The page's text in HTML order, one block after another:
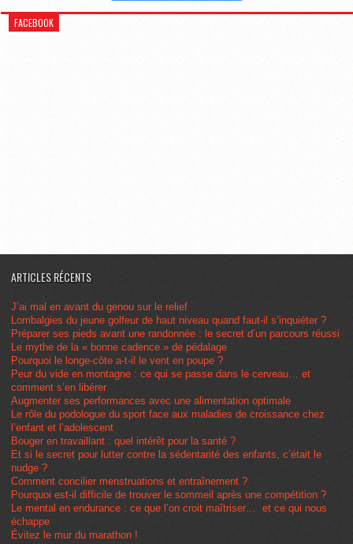
FACEBOOK
ARTICLES RÉCENTS
J’ai mal en avant du genou sur le relief
Lombalgies du jeune golfeur de haut niveau quand faut-il s’inquiéter ?
Préparer ses pieds avant une randonnée : le secret d’un parcours réussi
Le mythe de la « bonne cadence » de pédalage
Pourquoi le longe-côte a-t-il le vent en poupe ?
Peur du vide en montagne : ce qui se passe dans le cerveau… et
comment s’en libérer
Augmenter ses performances avec une alimentation optimale
Le rôle du podologue du sport face aux maladies de croissance chez
l’enfant et l’adolescent
Bouger en travaillant : quel intérêt pour la santé ?
Et si le secret pour lutter contre la sédentarité des enfants, c’était le
nudge ?
Comment concilier menstruations et entraînement ?
Pourquoi est-il difficile de trouver le sommeil après une compétition ?
Le mental en endurance : ce que l’on croit maîtriser… et ce qui nous
échappe
Évitez le mur du marathon !